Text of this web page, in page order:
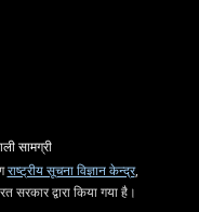
सामग्री
राष्ट्रीय सूचना विज्ञान केन्द्र,
सरकार द्वारा किया गया है।